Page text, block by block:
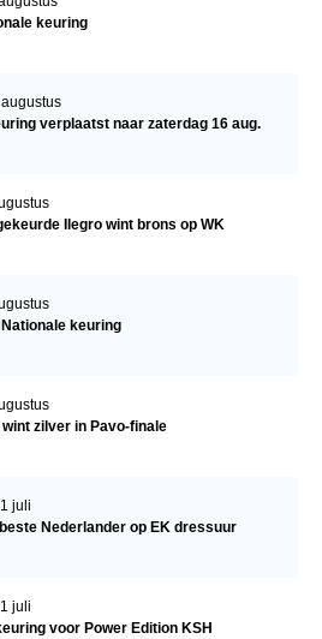
keuring
verplaatst naar zaterdag 16 aug.
Ilegro wint brons op WK
keuring
wint zilver in Pavo-finale
juli
Nederlander op EK dressuur
juli
voor Power Edition KSH